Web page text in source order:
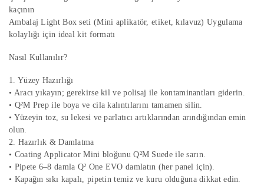
kaçının
Ambalaj Light Box seti (Mini aplikatör, etiket, kılavuz) Uygulama
kolaylığı için ideal kit formatı
Nasıl Kullanılır?
1. Yüzey Hazırlığı
• Aracı yıkayın; gerekirse kil ve polisaj ile kontaminantları giderin.
• Q²M Prep ile boya ve cila kalıntılarını tamamen silin.
• Yüzeyin toz, su lekesi ve parlatıcı artıklarından arındığından emin
olun.
2. Hazırlık & Damlatma
• Coating Applicator Mini bloğunu Q²M Suede ile sarın.
• Pipete 6–8 damla Q² One EVO damlatın (her panel için).
• Kapağın sıkı kapalı, pipetin temiz ve kuru olduğuna dikkat edin.